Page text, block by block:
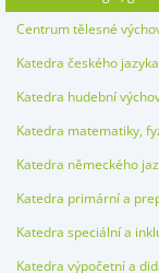
Centrum tělesné
Katedra českého
Katedra hudební
Katedra matematiky,
Katedra německého
Katedra primární a
Katedra speciální a
Katedra výpočetní a